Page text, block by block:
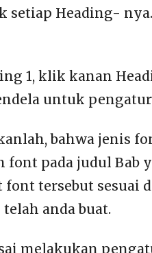
setiap Heading-
1, klik kanan
untuk
bahwa jenis
font pada judul Bab
tersebut sesuai
anda buat.
melakukan